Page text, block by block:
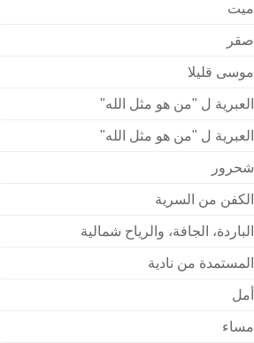
ميت
صقر
موسى قليلا
العبرية ل "من هو مثل الله"
العبرية ل "من هو مثل الله"
شحرور
الكفن من السرية
الباردة، الجافة، والرياح شمالية
المستمدة من نادية
أمل
مساء